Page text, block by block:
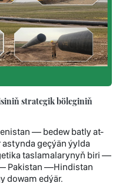
strategik böleginiň
— bedew batly at-
geçýän ýylda
taslamalarynyň biri —
Pakistan —Hindistan
dowam edýär.